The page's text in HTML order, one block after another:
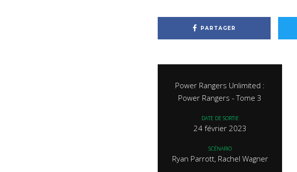
PARTAGER
Power Rangers Unlimited :
Power Rangers - Tome 3
DATE DE SORTIE
24 février 2023
SCÉNARIO
Ryan Parrott, Rachel Wagner